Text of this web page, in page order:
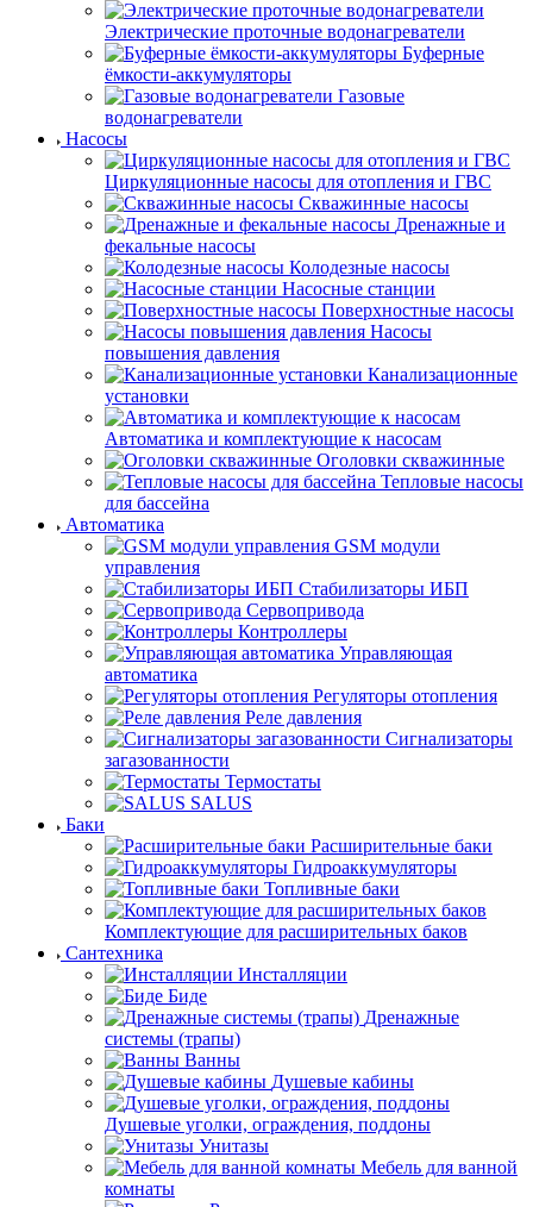
Электрические проточные водонагреватели
Буферные
ёмкости-аккумуляторы
Газовые
водонагреватели
Насосы
Циркуляционные насосы для отопления и ГВС
Скважинные насосы
Дренажные и
фекальные насосы
Колодезные насосы
Насосные станции
Поверхностные насосы
Насосы
повышения давления
Канализационные
установки
Автоматика и комплектующие к насосам
Оголовки скважинные
Тепловые насосы
для бассейна
Автоматика
GSM модули
управления
Стабилизаторы ИБП
Сервопривода
Контроллеры
Управляющая
автоматика
Регуляторы отопления
Реле давления
Сигнализаторы
загазованности
Термостаты
SALUS
Баки
Расширительные баки
Гидроаккумуляторы
Топливные баки
Комплектующие для расширительных баков
Сантехника
Инсталляции
Биде
Дренажные
системы (трапы)
Ванны
Душевые кабины
Душевые уголки, ограждения, поддоны
Унитазы
Мебель для ванной
комнаты